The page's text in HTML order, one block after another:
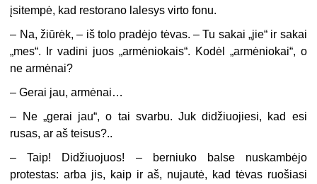
įsitempė, kad restorano lalesys virto fonu.
– Na, žiūrėk, – iš tolo pradėjo tėvas. – Tu sakai „jie“ ir sakai
„mes“. Ir vadini juos „armėniokais“. Kodėl „armėniokai“, o
ne armėnai?
– Gerai jau, armėnai…
– Ne „gerai jau“, o tai svarbu. Juk didžiuojiesi, kad esi
rusas, ar aš teisus?..
– Taip! Didžiuojuos! – berniuko balse nuskambėjo
protestas: arba jis, kaip ir aš, nujautė, kad tėvas ruošiasi